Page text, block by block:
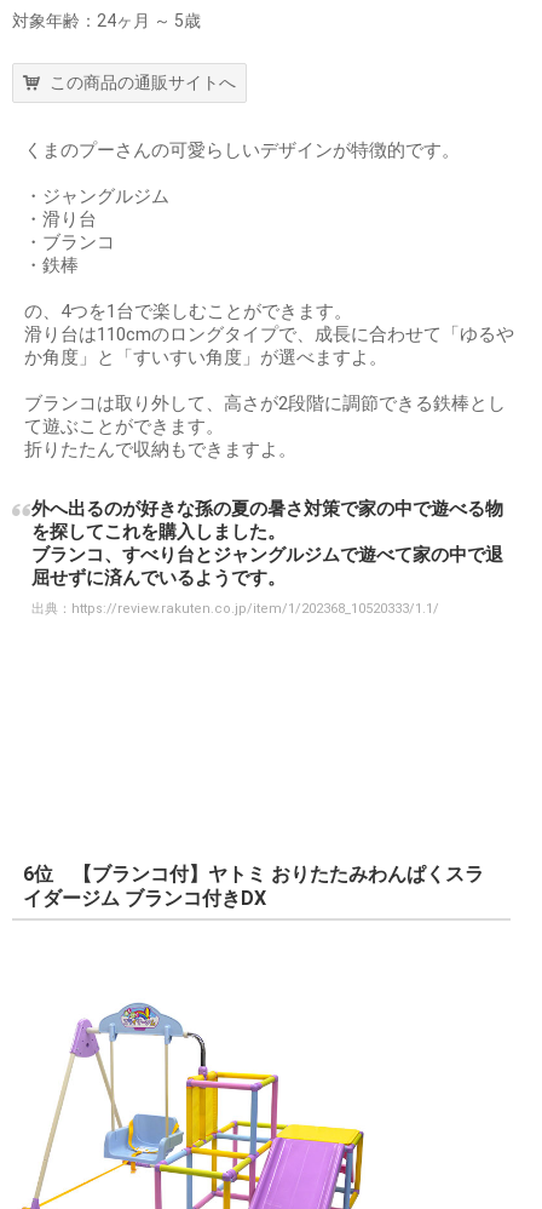
対象年齢：24ヶ月 ～ 5歳
この商品の通販サイトへ
くまのプーさんの可愛らしいデザインが特徴的です。
・ジャングルジム
・滑り台
・ブランコ
・鉄棒
の、4つを1台で楽しむことができます。
滑り台は110cmのロングタイプで、成長に合わせて「ゆるや
か角度」と「すいすい角度」が選べますよ。
ブランコは取り外して、高さが2段階に調節できる鉄棒とし
て遊ぶことができます。
折りたたんで収納もできますよ。
外へ出るのが好きな孫の夏の暑さ対策で家の中で遊べる物
を探してこれを購入しました。
ブランコ、すべり台とジャングルジムで遊べて家の中で退
屈せずに済んでいるようです。
出典： https://review.rakuten.co.jp/item/1/202368_10520333/1.1/
6位 【ブランコ付】ヤトミ おりたたみわんぱくスラ
イダージム ブランコ付きDX